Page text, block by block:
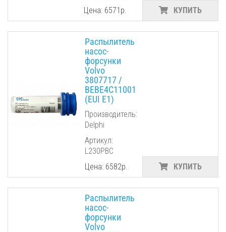
Цена: 6571р.
КУПИТЬ
Распылитель
насос-
форсунки
Volvo
3807717 /
BEBE4C11001
(EUI E1)
Производитель:
Delphi
Артикул:
L230PBC
Цена: 6582р.
КУПИТЬ
Распылитель
насос-
форсунки
Volvo